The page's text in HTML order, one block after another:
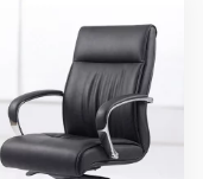
đổi trả sản
dấu hiệu chỉnh sửa
đồng ý của nhà sản
nhận hàng, Quý